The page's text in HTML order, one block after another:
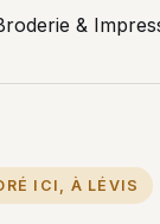
ICI, À LÉVIS